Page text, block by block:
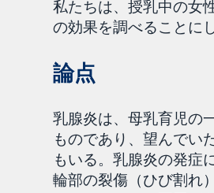
私たちは、授乳中の女
の効果を調べることにし
論点
乳腺炎は、母乳育児の
ものであり、望んでい
もいる。乳腺炎の発症
輪部の裂傷（ひび割れ